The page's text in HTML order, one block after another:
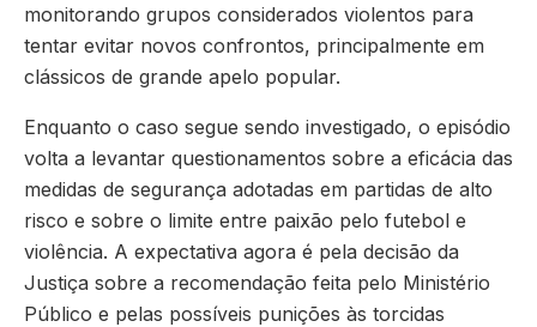
monitorando grupos considerados violentos para
tentar evitar novos confrontos, principalmente em
clássicos de grande apelo popular.
Enquanto o caso segue sendo investigado, o episódio
volta a levantar questionamentos sobre a eficácia das
medidas de segurança adotadas em partidas de alto
risco e sobre o limite entre paixão pelo futebol e
violência. A expectativa agora é pela decisão da
Justiça sobre a recomendação feita pelo Ministério
Público e pelas possíveis punições às torcidas